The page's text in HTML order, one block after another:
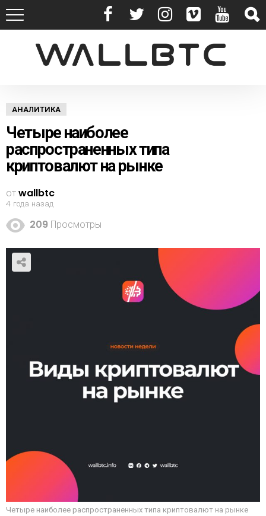
АНАЛИТИКА
Четыре наиболее
распространенных типа
криптовалют на рынке
отwallbtc
4 года назад
209 Просмотры
Четыре наиболее распространенных типа криптовалют на рынке